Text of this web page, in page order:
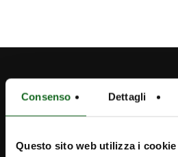
Consenso Dettagli
Questo sito web utilizza i cookie